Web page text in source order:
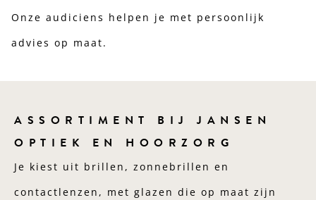
Onze audiciens helpen je met persoonlijk
advies op maat.
ASSORTIMENT BIJ JANSEN
OPTIEK EN HOORZORG
Je kiest uit brillen, zonnebrillen en
contactlenzen, met glazen die op maat zijn